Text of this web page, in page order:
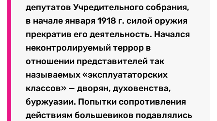
депутатов Учредительного собрания,
в начале января 1918 г. силой оружия
прекратив его деятельность. Начался
неконтролируемый террор в
отношении представителей так
называемых «эксплуататорских
классов» — дворян, духовенства,
буржуазии. Попытки сопротивления
действиям большевиков подавлялись